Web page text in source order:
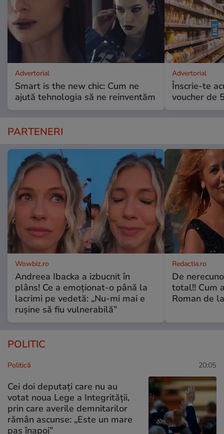
Advertorial
Smart is the new chic: Cum ne
ajută tehnologia să ne reinventăm
Advertorial
Înscrie-te
voucher de
PARTENERI
Wowbiz.ro
Andreea Ibacka a izbucnit în
plâns! Ce a emoționat-o până la
lacrimi pe vedetă: „Nu-mi mai e
rușine să fiu vulnerabilă”
Redactia.ro
De
total!! Cum
Roman de
POLITIC
Politică 20:05
Cei doi deputați care nu au
votat noua Lege a Integrității,
prin care averile demnitarilor
rămân ascunse: „Este un mare
pas înapoi”